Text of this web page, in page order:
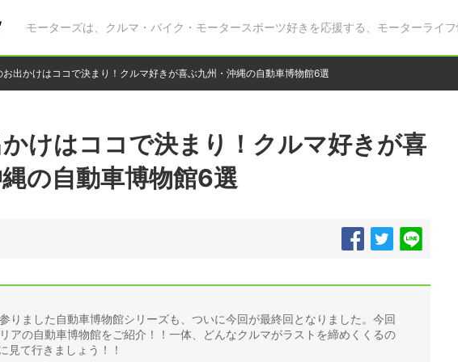
モーターズは、クルマ・バイク・モータースポーツ好きを応援する、モーターライフ
お出かけはココで決まり！クルマ好きが喜ぶ九州・沖縄の自動車博物館6選
けはココで決まり！クルマ好きが喜
の自動車博物館6選
りました自動車博物館シリーズも、ついに今回が最終回となりました。今回
アの自動車博物館をご紹介！！一体、どんなクルマがラストを締めくくるの
見て行きましょう！！